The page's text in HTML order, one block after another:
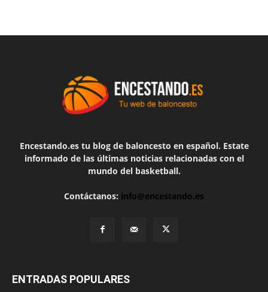
Encestando.es tu blog de baloncesto en español. Estate
informado de las últimas noticias relacionadas con el
mundo del basketball.
Contáctanos: info@encestando.es
ENTRADAS POPULARES